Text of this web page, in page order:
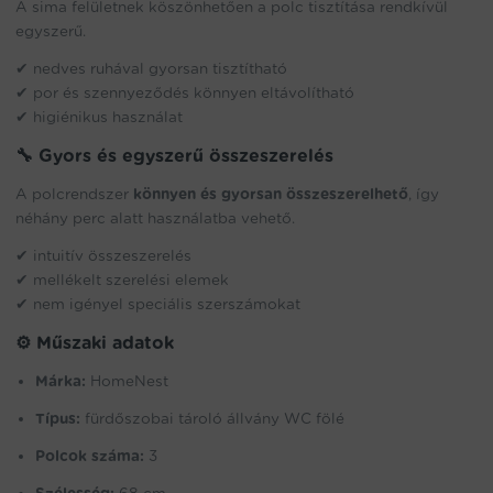
A sima felületnek köszönhetően a polc tisztítása rendkívül
egyszerű.
✔ nedves ruhával gyorsan tisztítható
✔ por és szennyeződés könnyen eltávolítható
✔ higiénikus használat
🔧 Gyors és egyszerű összeszerelés
A polcrendszer könnyen és gyorsan összeszerelhető , így
néhány perc alatt használatba vehető.
✔ intuitív összeszerelés
✔ mellékelt szerelési elemek
✔ nem igényel speciális szerszámokat
⚙️ Műszaki adatok
Márka: HomeNest
Típus: fürdőszobai tároló állvány WC fölé
Polcok száma: 3